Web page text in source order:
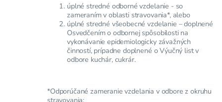
úplné stredné odborné vzdelanie - so
zameraním v oblasti stravovania*, alebo
úplné stredné všeobecné vzdelanie – doplnené
Osvedčením o odbornej spôsobilosti na
vykonávanie epidemiologicky závažných
činností, prípadne doplnené o Výučný list v
odbore kuchár, cukrár.
*Odporúčané zameranie vzdelania v odbore z okruhu
stravovania: